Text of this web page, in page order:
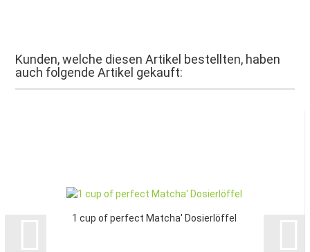
Kunden, welche diesen Artikel bestellten, haben
auch folgende Artikel gekauft:
1 cup of perfect Matcha' Dosierlöffel